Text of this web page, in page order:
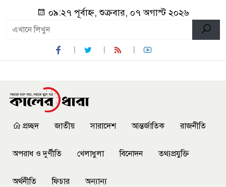
০৯:২৭ পূর্বাহ্ন, শুক্রবার, ০৭ অগাস্ট ২০২৬
প্রচ্ছদ জাতীয় সারাদেশ আন্তর্জাতিক রাজনীতি
অপরাধ ও দুর্ণীতি খেলাধুলা বিনোদন তথ্যপ্রযুক্তি
অর্থনীতি ফিচার অন্যান্য